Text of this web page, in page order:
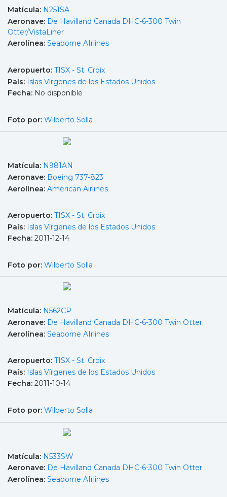
Matícula: N251SA
Aeronave: De Havilland Canada DHC-6-300 Twin
Otter/VistaLiner
Aerolínea: Seaborne AIrlines
Aeropuerto: TISX - St. Croix
País: Islas Vírgenes de los Estados Unidos
Fecha: No disponible
Foto por: Wilberto Solla
Matícula: N981AN
Aeronave: Boeing 737-823
Aerolínea: American Airlines
Aeropuerto: TISX - St. Croix
País: Islas Vírgenes de los Estados Unidos
Fecha: 2011-12-14
Foto por: Wilberto Solla
Matícula: N562CP
Aeronave: De Havilland Canada DHC-6-300 Twin Otter
Aerolínea: Seaborne AIrlines
Aeropuerto: TISX - St. Croix
País: Islas Vírgenes de los Estados Unidos
Fecha: 2011-10-14
Foto por: Wilberto Solla
Matícula: N533SW
Aeronave: De Havilland Canada DHC-6-300 Twin Otter
Aerolínea: Seaborne AIrlines